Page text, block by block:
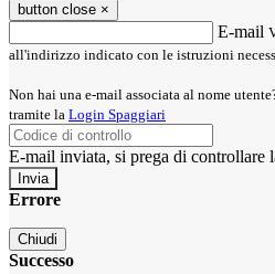
button close ×
E-mail
all'indirizzo indicato con le istruzioni
Non hai una e-mail associata al nome
tramite la Login Spaggiari
E-mail inviata, si prega di controllare
Errore
Chiudi
Successo